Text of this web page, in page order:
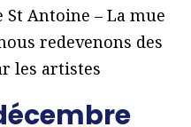
St Antoine – La mue
redevenons des
les artistes